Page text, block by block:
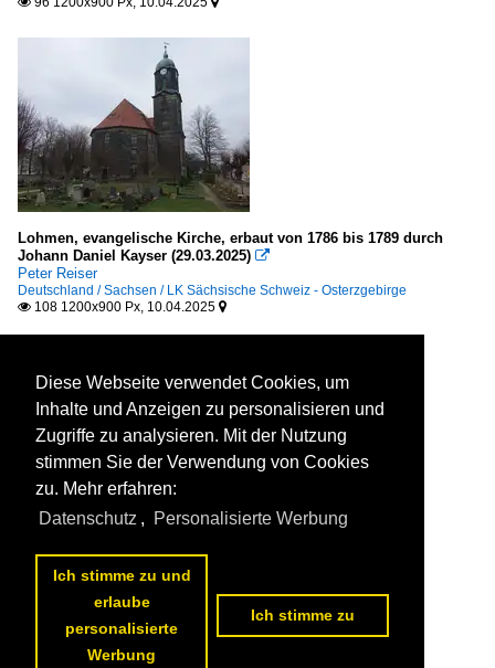
Lohmen, evangelische Kirche, erbaut von 1786 bis 1789 durch
Johann Daniel Kayser (29.03.2025) 
Peter Reiser
Deutschland / Sachsen / LK Sächsische Schweiz - Osterzgebirge
 108 1200x900 Px, 10.04.2025 
Diese Webseite verwendet Cookies, um
Inhalte und Anzeigen zu personalisieren und
Zugriffe zu analysieren. Mit der Nutzung
stimmen Sie der Verwendung von Cookies
zu. Mehr erfahren:
Datenschutz , Personalisierte Werbung
Ich stimme zu und
erlaube
personalisierte
Werbung
Ich stimme zu